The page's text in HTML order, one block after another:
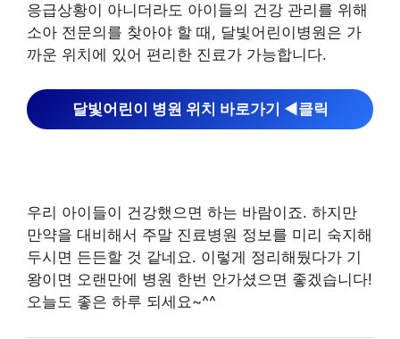
응급상황이 아니더라도 아이들의 건강 관리를 위해
소아 전문의를 찾아야 할 때, 달빛어린이병원은 가
까운 위치에 있어 편리한 진료가 가능합니다.
달빛어린이 병원 위치 바로가기 ◀︎클릭
우리 아이들이 건강했으면 하는 바람이죠. 하지만
만약을 대비해서 주말 진료병원 정보를 미리 숙지해
두시면 든든할 것 같네요. 이렇게 정리해뒀다가 기
왕이면 오랜만에 병원 한번 안가셨으면 좋겠습니다!
오늘도 좋은 하루 되세요~^^